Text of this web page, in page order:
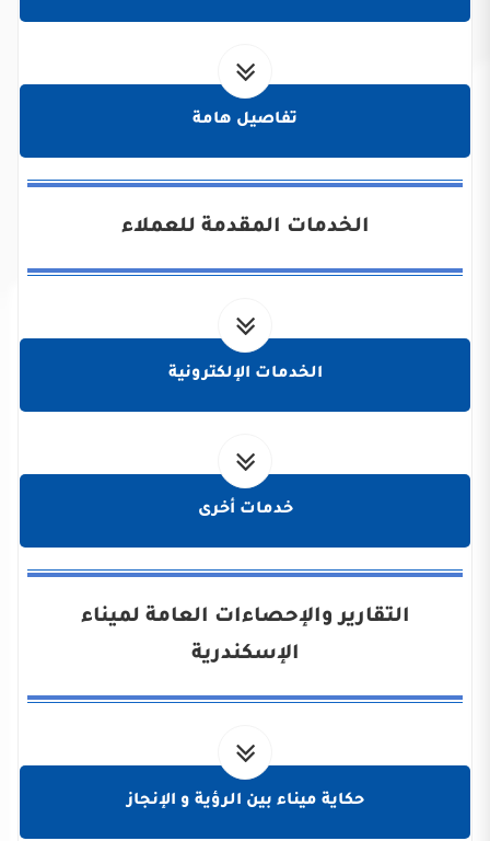
تفاصيل هامة
الخدمات المقدمة للعملاء
الخدمات الإلكترونية
خدمات أخرى
التقارير والإحصاءات العامة لميناء
الإسكندرية
حكاية ميناء بين الرؤية و الإنجاز